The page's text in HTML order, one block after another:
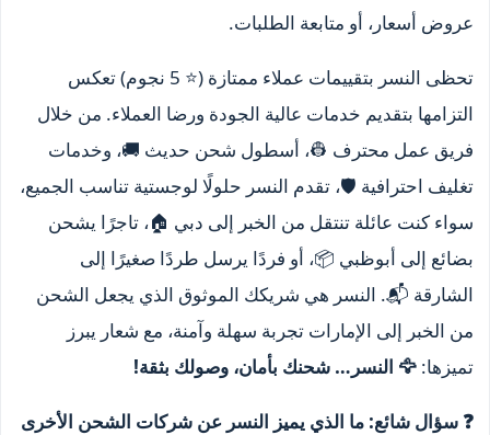
عروض أسعار، أو متابعة الطلبات.
تحظى النسر بتقييمات عملاء ممتازة (⭐ 5 نجوم) تعكس
التزامها بتقديم خدمات عالية الجودة ورضا العملاء. من خلال
فريق عمل محترف 👷، أسطول شحن حديث 🚚، وخدمات
تغليف احترافية 🛡️، تقدم النسر حلولًا لوجستية تناسب الجميع،
سواء كنت عائلة تنتقل من الخبر إلى دبي 🏠، تاجرًا يشحن
بضائع إلى أبوظبي 📦، أو فردًا يرسل طردًا صغيرًا إلى
الشارقة 📬. النسر هي شريكك الموثوق الذي يجعل الشحن
من الخبر إلى الإمارات تجربة سهلة وآمنة، مع شعار يبرز
تميزها: 🦅 النسر… شحنك بأمان، وصولك بثقة!
❓ سؤال شائع: ما الذي يميز النسر عن شركات الشحن الأخرى